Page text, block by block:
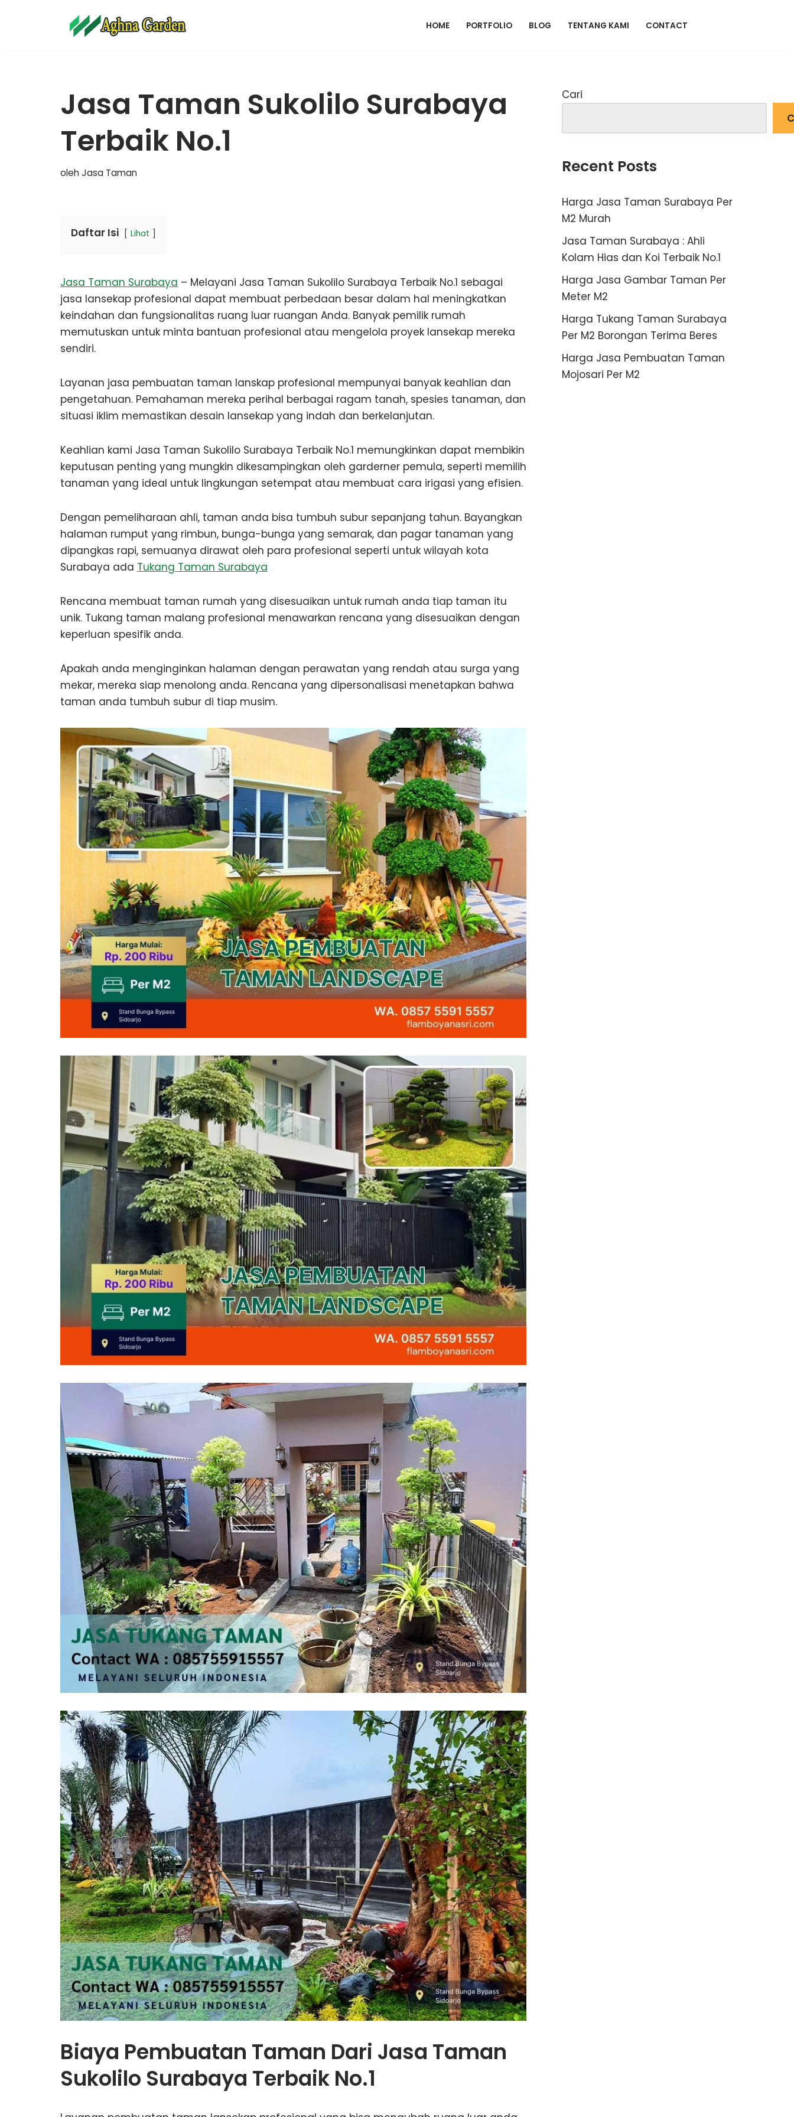
HOME PORTFOLIO BLOG TENTANG KAMI CONTACT
Jasa Taman Sukolilo Surabaya
Terbaik No.1
olehJasa Taman
Daftar Isi Lihat
Jasa Taman Surabaya – Melayani Jasa Taman Sukolilo Surabaya Terbaik No.1 sebagai
jasa lansekap profesional dapat membuat perbedaan besar dalam hal meningkatkan
keindahan dan fungsionalitas ruang luar ruangan Anda. Banyak pemilik rumah
memutuskan untuk minta bantuan profesional atau mengelola proyek lansekap mereka
sendiri.
Layanan jasa pembuatan taman lanskap profesional mempunyai banyak keahlian dan
pengetahuan. Pemahaman mereka perihal berbagai ragam tanah, spesies tanaman, dan
situasi iklim memastikan desain lansekap yang indah dan berkelanjutan.
Keahlian kami Jasa Taman Sukolilo Surabaya Terbaik No.1 memungkinkan dapat membikin
keputusan penting yang mungkin dikesampingkan oleh garderner pemula, seperti memilih
tanaman yang ideal untuk lingkungan setempat atau membuat cara irigasi yang efisien.
Dengan pemeliharaan ahli, taman anda bisa tumbuh subur sepanjang tahun. Bayangkan
halaman rumput yang rimbun, bunga-bunga yang semarak, dan pagar tanaman yang
dipangkas rapi, semuanya dirawat oleh para profesional seperti untuk wilayah kota
Surabaya ada Tukang Taman Surabaya
Rencana membuat taman rumah yang disesuaikan untuk rumah anda tiap taman itu
unik. Tukang taman malang profesional menawarkan rencana yang disesuaikan dengan
keperluan spesifik anda.
Apakah anda menginginkan halaman dengan perawatan yang rendah atau surga yang
mekar, mereka siap menolong anda. Rencana yang dipersonalisasi menetapkan bahwa
taman anda tumbuh subur di tiap musim.
Biaya Pembuatan Taman Dari Jasa Taman
Sukolilo Surabaya Terbaik No.1
Cari
Recent Posts
Harga Jasa Taman Surabaya Per
M2 Murah
Jasa Taman Surabaya : Ahli
Kolam Hias dan Koi Terbaik No.1
Harga Jasa Gambar Taman Per
Meter M2
Harga Tukang Taman Surabaya
Per M2 Borongan Terima Beres
Harga Jasa Pembuatan Taman
Mojosari Per M2